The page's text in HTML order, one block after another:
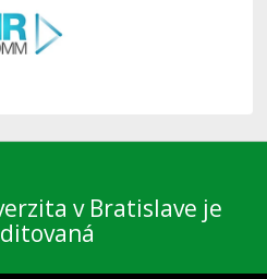
v Bratislave je